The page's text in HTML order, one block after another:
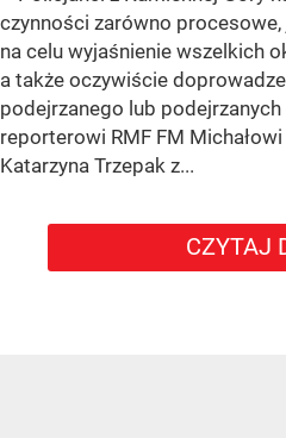
czynności zarówno
na celu wyjaśnienie wszelkich
a także oczywiście
podejrzanego lub
reporterowi RMF FM
Katarzyna Trzepak z...
CZYTAJ